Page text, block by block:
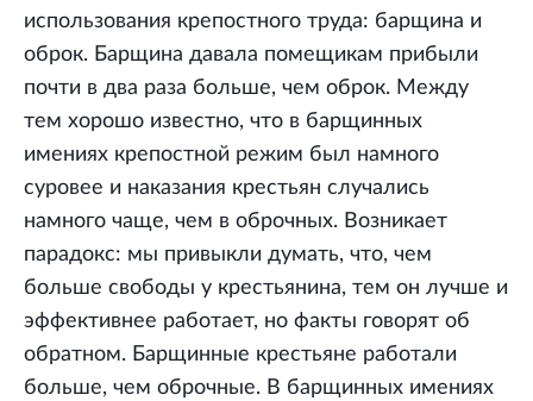
использования крепостного труда: барщина и
оброк. Барщина давала помещикам прибыли
почти в два раза больше, чем оброк. Между
тем хорошо известно, что в барщинных
имениях крепостной режим был намного
суровее и наказания крестьян случались
намного чаще, чем в оброчных. Возникает
парадокс: мы привыкли думать, что, чем
больше свободы у крестьянина, тем он лучше и
эффективнее работает, но факты говорят об
обратном. Барщинные крестьяне работали
больше, чем оброчные. В барщинных имениях